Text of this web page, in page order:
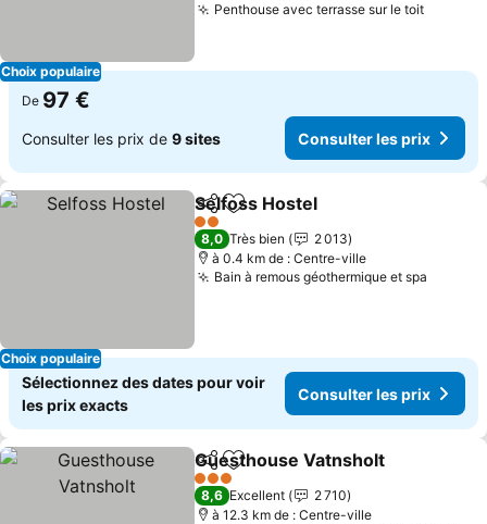
Choix populaire
Penthouse avec terrasse sur le toit
De 97 €
Consulter les prix de 9 sites Consulter les prix
Choix populaire
PartagerAjouter à mes favoris
Selfoss Hostel
2 Étoiles
8,0 Très bien
2 013
à 0.4 km de : Centre-ville
Bain à remous géothermique et spa
Sélectionnez des dates pour voir
les prix exacts
Consulter les prix
PartagerAjouter à mes favoris
Guesthouse Vatnsholt
3 Étoiles
8,6 Excellent
2 710
à 12.3 km de : Centre-ville